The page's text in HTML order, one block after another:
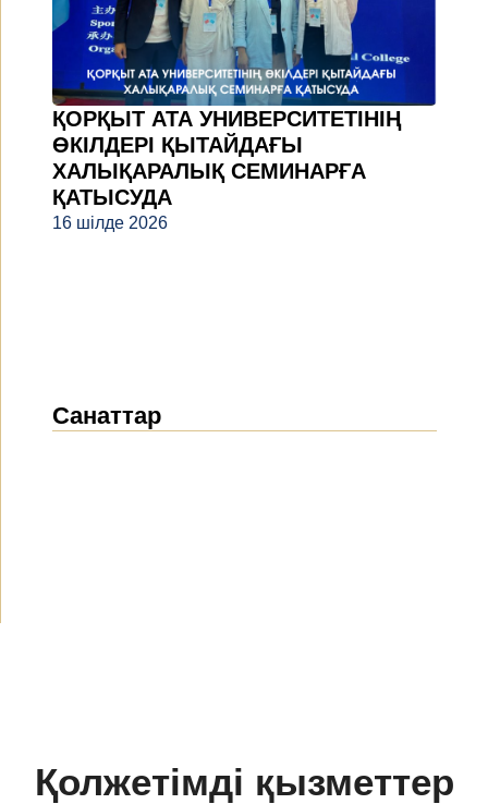
ҚОРҚЫТ АТА УНИВЕРСИТЕТІНІҢ
ӨКІЛДЕРІ ҚЫТАЙДАҒЫ
ХАЛЫҚАРАЛЫҚ СЕМИНАРҒА
ҚАТЫСУДА
16 шілде 2026
Санаттар
Қолжетімді қызметтер